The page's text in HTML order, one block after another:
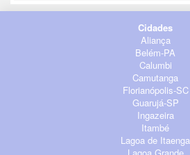
Cidades
Aliança
Belém-PA
Calumbi
Camutanga
Florianópolis-SC
Guarujá-SP
Ingazeira
Itambé
Lagoa de Itaenga